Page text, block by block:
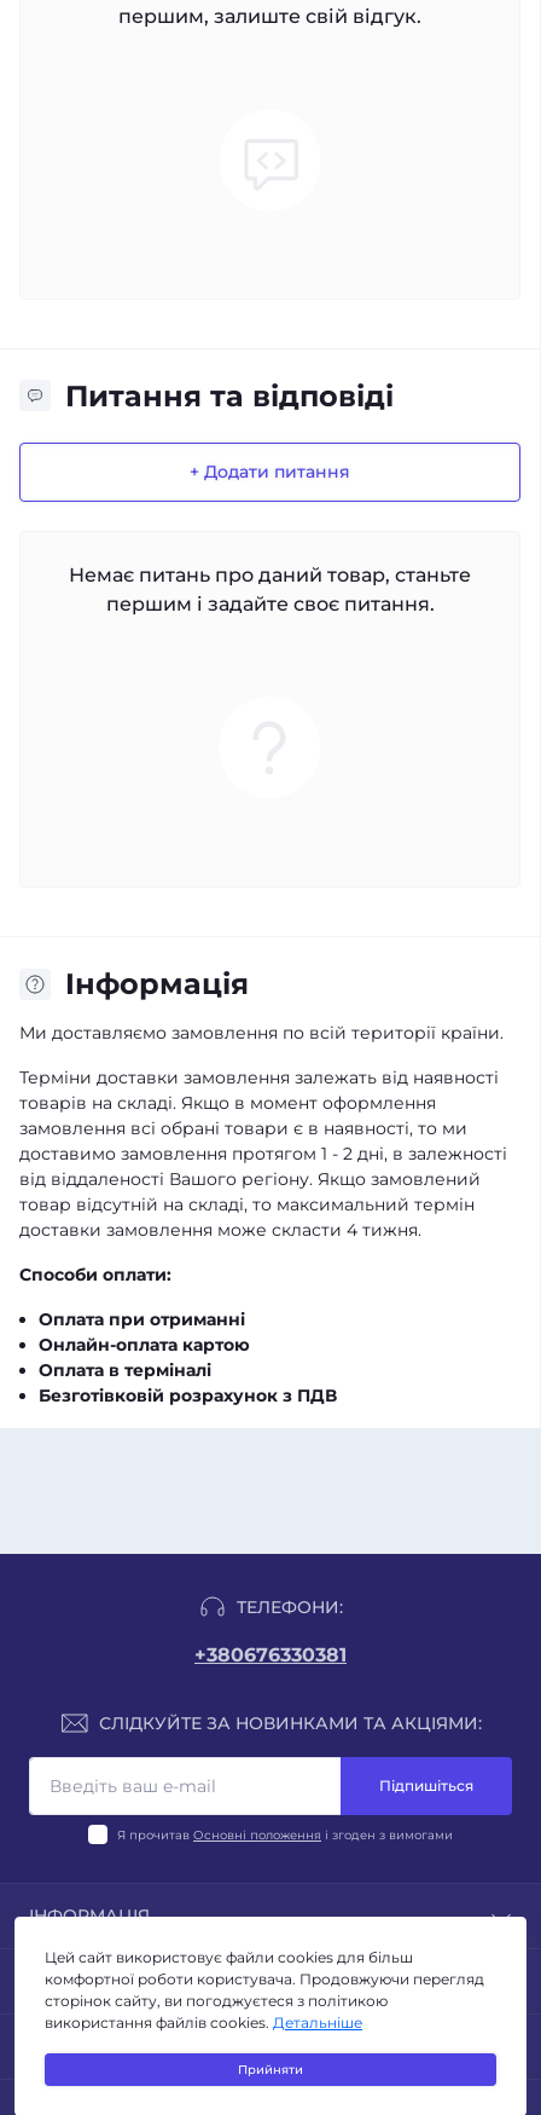
першим, залиште свій відгук.
Питання та відповіді
+ Додати питання
Немає питань про даний товар, станьте
першим і задайте своє питання.
Iнформація
Ми доставляємо замовлення по всій території країни.
Терміни доставки замовлення залежать від наявності
товарів на складі. Якщо в момент оформлення
замовлення всі обрані товари є в наявності, то ми
доставимо замовлення протягом 1 - 2 дні, в залежності
від віддаленості Вашого регіону. Якщо замовлений
товар відсутній на складі, то максимальний термін
доставки замовлення може скласти 4 тижня.
Способи оплати:
Оплата при отриманні
Онлайн-оплата картою
Оплата в терміналі
Безготівковій розрахунок з ПДВ
ТЕЛЕФОНИ:
+380676330381
СЛІДКУЙТЕ ЗА НОВИНКАМИ ТА АКЦІЯМИ:
Підпишіться
Я прочитав Основні положення і згоден з вимогами
ІНФОРМАЦІЯ
Блог
Відгуки
Умови повернення
Політика конфиденційності
Публічна оферта
ПОПУЛЯРНЕ
ЛІХТАРІ
ТУРИЗМ ТА КЕМПІНГ
ОСВІТЛЕННЯ
Адреса для листів: м. Київ, бульвар Миколи Руденка
Цей сайт використовує файли cookies для більш
комфортної роботи користувача. Продовжуючи перегляд
сторінок сайту, ви погоджуєтеся з політикою
використання файлів cookies. Детальніше
Прийняти